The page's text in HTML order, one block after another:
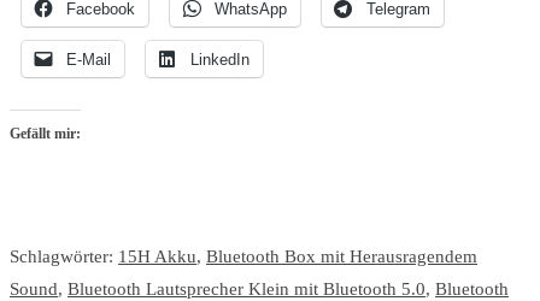
Facebook WhatsApp Telegram
E-Mail LinkedIn
Gefällt mir:
Schlagwörter: 15H Akku, Bluetooth Box mit Herausragendem
Sound, Bluetooth Lautsprecher Klein mit Bluetooth 5.0, Bluetooth